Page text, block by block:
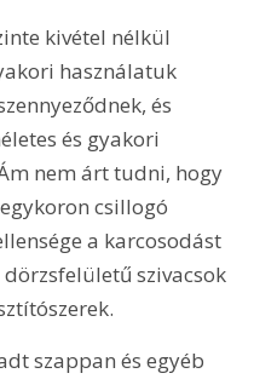
kivétel nélkül
használatuk
és
és gyakori
nem árt tudni, hogy
csillogó
a karcosodást
szivacsok
szappan és egyéb